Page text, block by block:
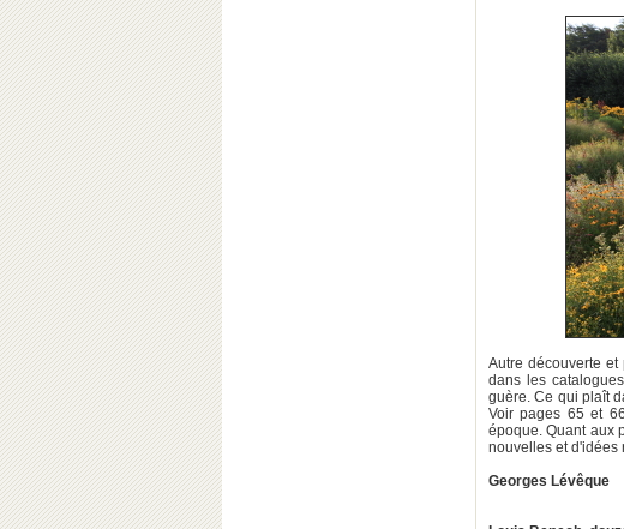
Autre découverte
dans les
guère. Ce qui plaît
Voir pages 65 et
époque. Quant aux
nouvelles et d'idées
Georges Lévêque